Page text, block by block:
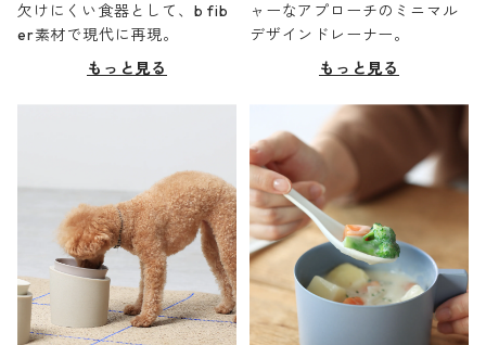
欠けにくい食器として、b fib
er素材で現代に再現。
もっと見る
ャーなアプローチのミニマル
デザインドレーナー。
もっと見る